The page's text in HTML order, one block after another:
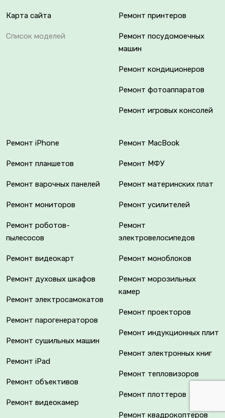
Карта сайта
Список моделей
Ремонт принтеров
Ремонт посудомоечных
машин
Ремонт кондиционеров
Ремонт фотоаппаратов
Ремонт игровых консолей
Ремонт iPhone
Ремонт планшетов
Ремонт варочных панелей
Ремонт мониторов
Ремонт роботов-
пылесосов
Ремонт видеокарт
Ремонт духовых шкафов
Ремонт электросамокатов
Ремонт парогенераторов
Ремонт сушильных машин
Ремонт iPad
Ремонт объективов
Ремонт видеокамер
Ремонт MacBook
Ремонт МФУ
Ремонт материнских плат
Ремонт усилителей
Ремонт
электровелосипедов
Ремонт моноблоков
Ремонт морозильных
камер
Ремонт проекторов
Ремонт индукционных плит
Ремонт электронных книг
Ремонт тепловизоров
Ремонт плоттеров
Ремонт квадрокоптеров